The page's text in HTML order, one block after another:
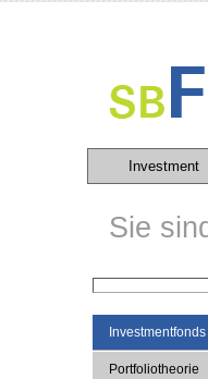
Investment
Sie
Investmentfonds
Portfoliotheorie